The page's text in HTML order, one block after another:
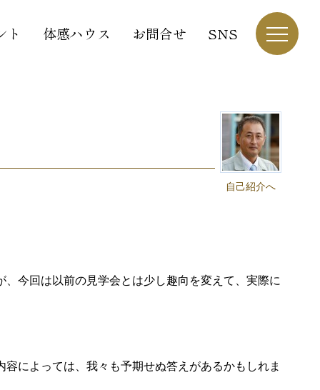
ト 体感ハウス お問合せ SNS
自己紹介へ
今回は以前の見学会とは少し趣向を変えて、実際に
によっては、我々も予期せぬ答えがあるかもしれま